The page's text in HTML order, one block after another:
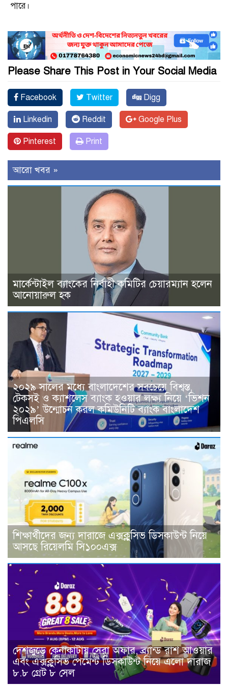
পারে।
Please Share This Post in Your Social Media
Facebook Twitter Digg
Linkedin Reddit Google Plus
Pinterest Print
আরো খবর »
মার্কেন্টাইল ব্যাংকের নির্বাহী কমিটির চেয়ারম্যান হলেন
আনোয়ারুল হক
২০২৯ সালের মধ্যে বাংলাদেশের সবচেয়ে বিশ্বস্ত,
টেকসই ও ক্যাশলেস ব্যাংক হওয়ার লক্ষ্য নিয়ে ‘ভিশন
২০২৯’ উন্মোচন করল কমিউনিটি ব্যাংক বাংলাদেশ
পিএলসি
শিক্ষার্থীদের জন্য দারাজে এক্সক্লুসিভ ডিসকাউন্ট নিয়ে
আসছে রিয়েলমি সি১০০এক্স
দেশজুড়ে কেনাকাটায় সেরা অফার, ব্র্যান্ড রাশ আওয়ার
এবং এক্সক্লুসিভ পেমেন্ট ডিসকাউন্ট নিয়ে এলো দারাজ
৮.৮ গ্রেট ৮ সেল